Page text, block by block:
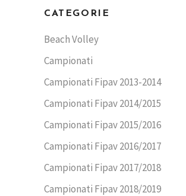
CATEGORIE
Beach Volley
Campionati
Campionati Fipav 2013-2014
Campionati Fipav 2014/2015
Campionati Fipav 2015/2016
Campionati Fipav 2016/2017
Campionati Fipav 2017/2018
Campionati Fipav 2018/2019